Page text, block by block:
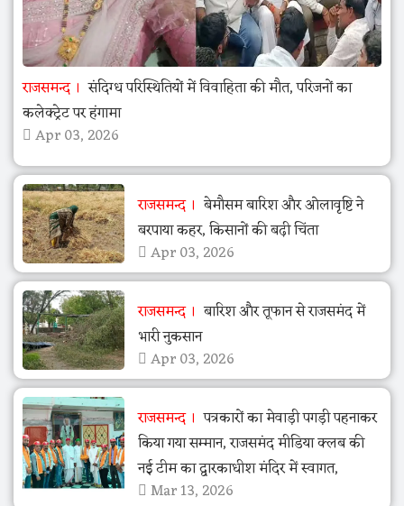
राजसमन्द
संदिग्ध परिस्थितियों में विवाहिता की मौत, परिजनों का
कलेक्ट्रेट पर हंगामा
Apr 03, 2026
राजसमन्द
बेमौसम बारिश और ओलावृष्टि ने
बरपाया कहर, किसानों की बढ़ी चिंता
Apr 03, 2026
राजसमन्द
बारिश और तूफान से राजसमंद में
भारी नुकसान
Apr 03, 2026
राजसमन्द
पत्रकारों का मेवाड़ी पगड़ी पहनाकर
किया गया सम्मान, राजसमंद मीडिया क्लब की
नई टीम का द्वारकाधीश मंदिर में स्वागत,
Mar 13, 2026